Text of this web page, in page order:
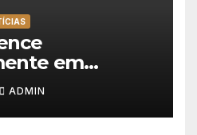
em
da Volta a
ADMIN